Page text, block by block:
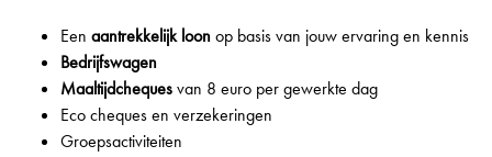
Een aantrekkelijk loonop basis van jouw ervaring en kennis
Bedrijfswagen
Maaltijdchequesvan 8 euro per gewerkte dag
Eco cheques en verzekeringen
Groepsactiviteiten